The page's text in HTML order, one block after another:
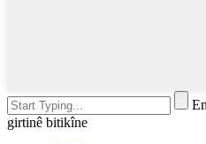
girtinê bitikîne